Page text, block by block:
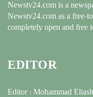
Newstv24.com is a
Newstv24.com as a free-
completely open and free
EDITOR
Editor : Mohammad